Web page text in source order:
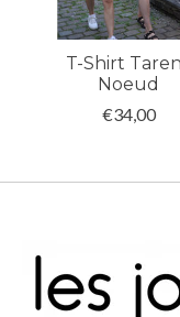
T-Shirt
Noeud
€34,00